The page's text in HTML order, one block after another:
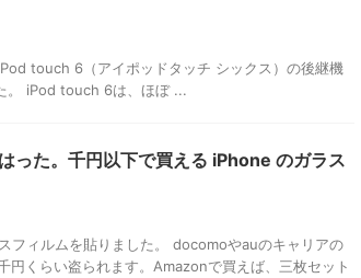
touch 6（アイポッドタッチ シックス）の後継機
。 iPod touch 6は、ほぼ ...
った。千円以下で買える iPhone のガラス
フィルムを貼りました。 docomoやauのキャリアの
円くらい盗られます。Amazonで買えば、三枚セット